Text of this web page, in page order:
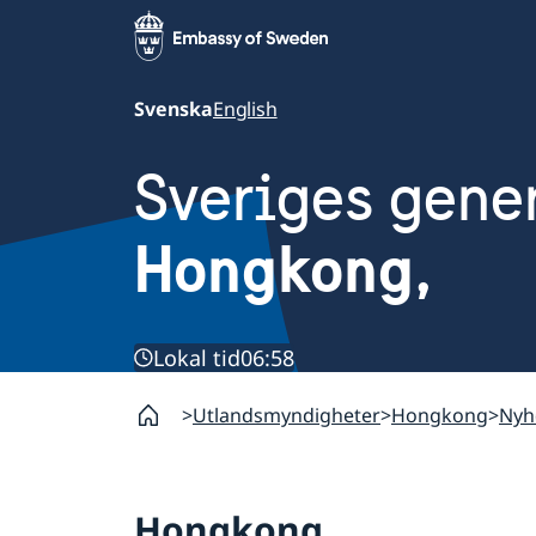
SvenskaEnglish
Sveriges
Hongkong,
Lokal tid06:58
Utlandsmyndigheter Hongkong